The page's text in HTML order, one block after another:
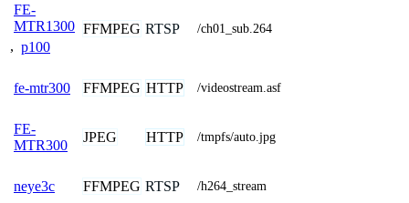
FE-
MTR1300
, p100
FFMPEG RTSP /ch01_sub.264
fe-mtr300 FFMPEG HTTP /videostream.asf
FE-
MTR300
JPEG HTTP /tmpfs/auto.jpg
neye3c FFMPEG RTSP /h264_stream